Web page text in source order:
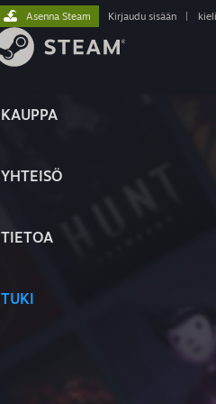
KAUPPA
YHTEISÖ
TIETOA
TUKI
Asenna Steam Kirjaudu sisään kieli